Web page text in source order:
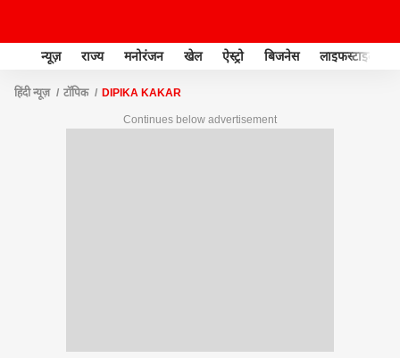
न्यूज़ राज्य मनोरंजन खेल ऐस्ट्रो बिजनेस लाइफस्टाइल
हिंदी न्यूज़ टॉपिक DIPIKA KAKAR
Continues below advertisement